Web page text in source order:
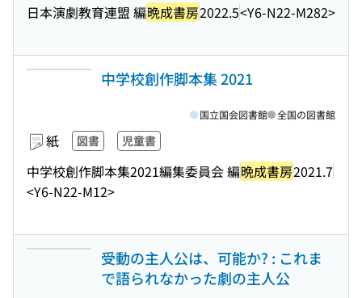
日本演劇教育連盟 編晩成書房2022.5<Y6-N22-M282>
中学校創作脚本集 2021
紙 図書 児童書
中学校創作脚本集2021編集委員会 編晩成書房2021.7
<Y6-N22-M12>
国立国会図書館 全国の図書館
受動の主人公は、可能か? : これま
で語られなかった劇の主人公